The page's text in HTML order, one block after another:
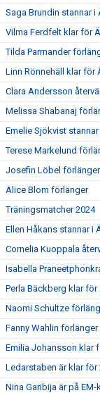
Saga Brundin stannar i
Vilma Ferdfelt klar för
Tilda Parmander
Linn Rönnehäll klar för
Clara Andersson
Melissa Shabanaj
Emelie Sjökvist
Terese Markelund
Josefin Löbel
Alice Blom förlänger
Träningsmatcher 2024
Ellen Håkans stannar i
Cornelia Kuoppala
Isabella
Perla Bäckberg klar för
Naomi Schultze
Fanny Wahlin
Emilia Johansson klar
Ledarstaben är klar för
Nina Garibija är på